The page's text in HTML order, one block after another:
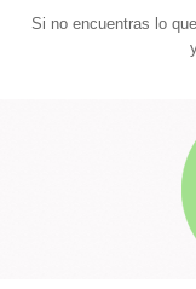
Si no encuentras lo